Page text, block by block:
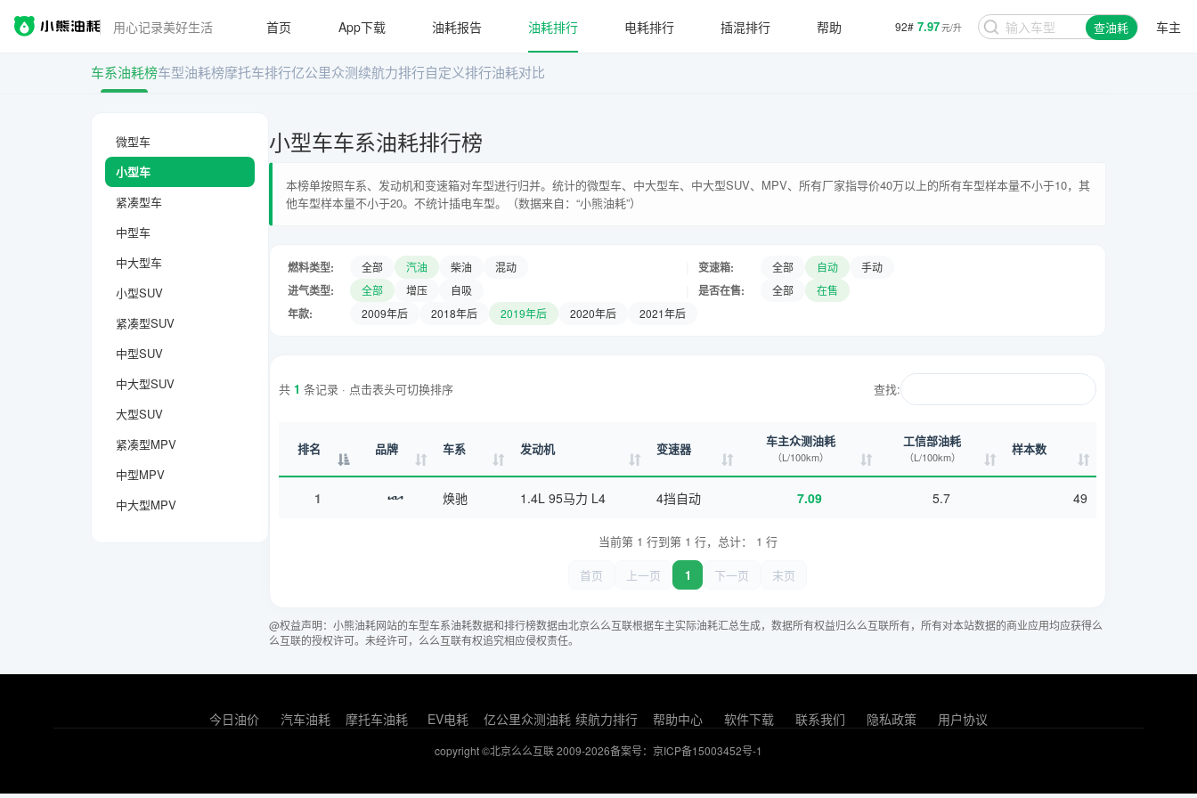
用心记录美好生活 92# 7.97元/升 查油耗 车主
首页 App下载 油耗报告 油耗排行 电耗排行 插混排行 帮助
车系油耗榜车型油耗榜摩托车排行亿公里众测续航力排行自定义排行油耗对比
微型车
小型车
紧凑型车
中型车
中大型车
小型SUV
紧凑型SUV
中型SUV
中大型SUV
大型SUV
紧凑型MPV
中型MPV
中大型MPV
小型车车系油耗排行榜
本榜单按照车系、发动机和变速箱对车型进行归并。统计的微型车、中大型车、中大型SUV、MPV、所有厂家指导价40万以上的所有车型样本量不小于10，其
他车型样本量不小于20。不统计插电车型。（数据来自：“小熊油耗”）
燃料类型: 全部 汽油 柴油 混动 变速箱: 全部 自动 手动
进气类型: 全部 增压 自吸 是否在售: 全部 在售
年款: 2009年后 2018年后 2019年后 2020年后 2021年后
共 1 条记录 · 点击表头可切换排序 查找:
排名 品牌 车系 发动机 变速器 车主众测油耗
（L/100km）
工信部油耗
（L/100km） 样本数
1 焕驰 1.4L 95马力 L4 4挡自动 7.09 5.7 49
当前第 1 行到第 1 行，总计： 1 行
首页
上一页 1 下一页 末页
@权益声明：小熊油耗网站的车型车系油耗数据和排行榜数据由北京么么互联根据车主实际油耗汇总生成，数据所有权益归么么互联所有，所有对本站数据的商业应用均应获得么
么互联的授权许可。未经许可，么么互联有权追究相应侵权责任。
今日油价 汽车油耗 摩托车油耗 EV电耗 亿公里众测油耗 续航力排行 帮助中心 软件下载 联系我们 隐私政策 用户协议
copyright ©北京么么互联 2009-2026备案号：京ICP备15003452号-1